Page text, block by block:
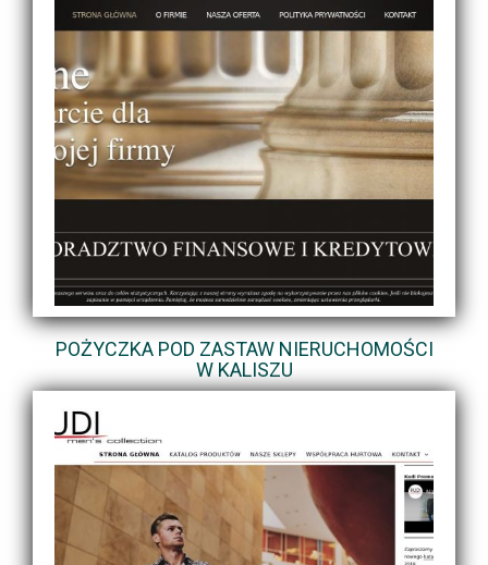
POŻYCZKA POD ZASTAW NIERUCHOMOŚCI
W KALISZU